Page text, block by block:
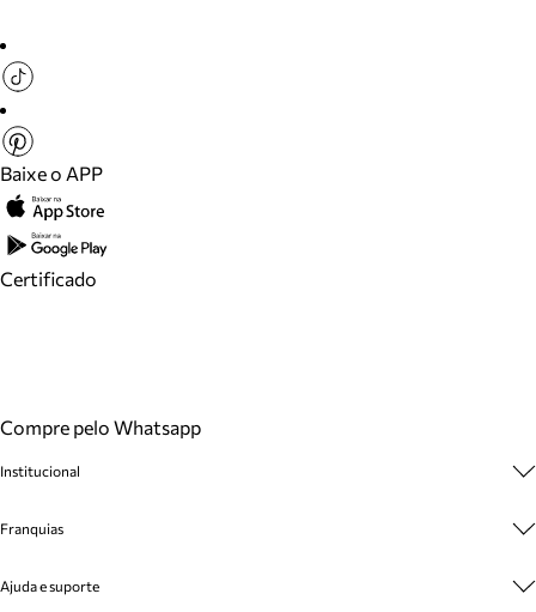
Baixe o APP
Certificado
Compre pelo Whatsapp
Institucional
Cashback
Venda Corporativa
Franquias
Plano de Negócio
Ajuda e suporte